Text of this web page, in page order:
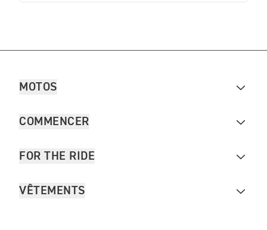
MOTOS
COMMENCER
FOR THE RIDE
VÊTEMENTS